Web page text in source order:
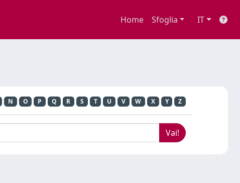
Home Sfoglia IT
N O P Q R S T U V W X Y Z